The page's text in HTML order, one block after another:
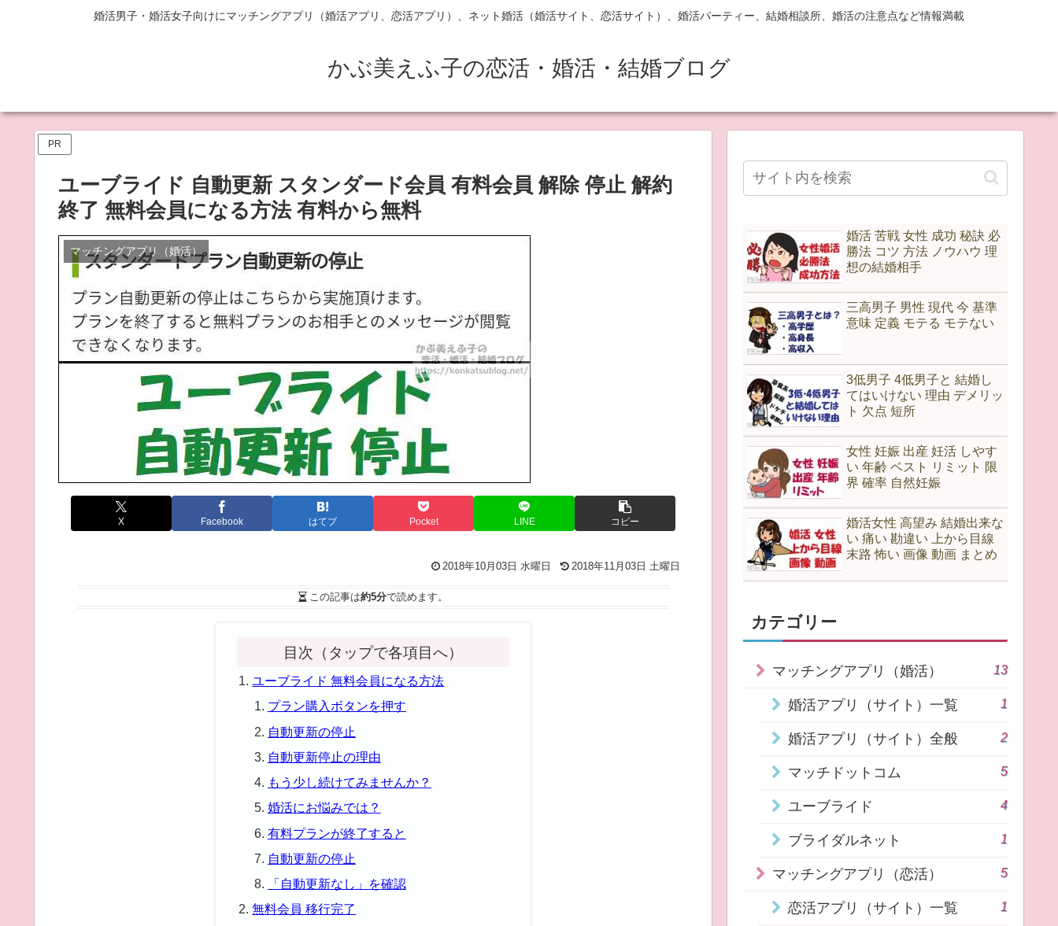
婚活男子・婚活女子向けにマッチングアプリ（婚活アプリ、恋活アプリ）、ネット婚活（婚活サイト、恋活サイト）、婚活パーティー、結婚相談所、婚活の注意点など情報満載
かぶ美えふ子の恋活・婚活・結婚ブログ
PR
ユーブライド 自動更新 スタンダード会員 有料会員 解除 停止 解約
終了 無料会員になる方法 有料から無料
マッチングアプリ（婚活）
X Facebook はてブ Pocket LINE コピー
2018年10月03日 水曜日 2018年11月03日 土曜日
この記事は約5分で読めます。
目次（タップで各項目へ）
ユーブライド 無料会員になる方法
プラン購入ボタンを押す
自動更新の停止
自動更新停止の理由
もう少し続けてみませんか？
婚活にお悩みでは？
有料プランが終了すると
自動更新の停止
「自動更新なし」を確認
無料会員 移行完了
婚活 苦戦 女性 成功 秘訣 必
勝法 コツ 方法 ノウハウ 理
想の結婚相手
三高男子 男性 現代 今 基準
意味 定義 モテる モテない
3低男子 4低男子と 結婚し
てはいけない 理由 デメリッ
ト 欠点 短所
女性 妊娠 出産 妊活 しやす
い 年齢 ベスト リミット 限
界 確率 自然妊娠
婚活女性 高望み 結婚出来な
い 痛い 勘違い 上から目線
末路 怖い 画像 動画 まとめ
カテゴリー
マッチングアプリ（婚活） 13
婚活アプリ（サイト）一覧 1
婚活アプリ（サイト）全般 2
マッチドットコム 5
ユーブライド 4
ブライダルネット 1
マッチングアプリ（恋活） 5
恋活アプリ（サイト）一覧 1